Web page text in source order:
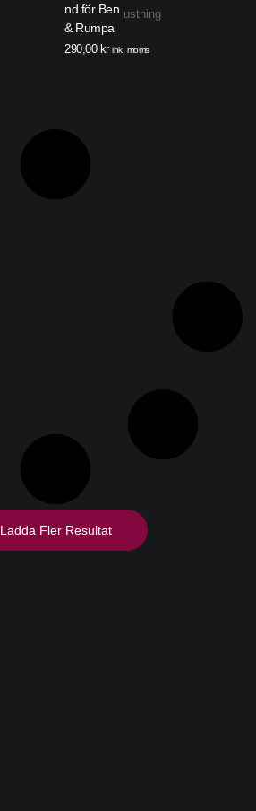
nd för Ben
& Rumpa
ustning
290,00 kr ink. moms
Ladda Fler Resultat